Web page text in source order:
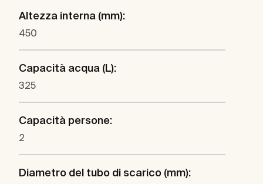
Altezza interna (mm):
450
Capacità acqua (L):
325
Capacità persone:
2
Diametro del tubo di scarico (mm):